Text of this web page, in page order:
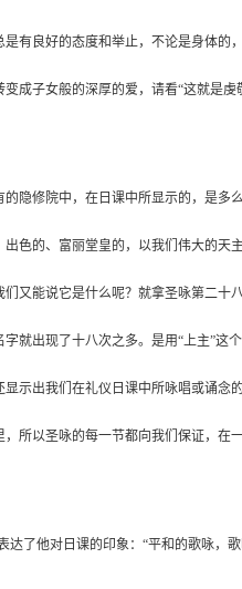
有良好的态度和举止，不论是身体的
成子女般的深厚的爱，请看“这就是虔
隐修院中，在日课中所显示的，是多
色的、富丽堂皇的，以我们伟大的天
又能说它是什么呢？就拿圣咏第二十
就出现了十八次之多。是用“上主”这
示出我们在礼仪日课中所咏唱或诵念
所以圣咏的每一节都向我们保证，在
达了他对日课的印象：“平和的歌咏，